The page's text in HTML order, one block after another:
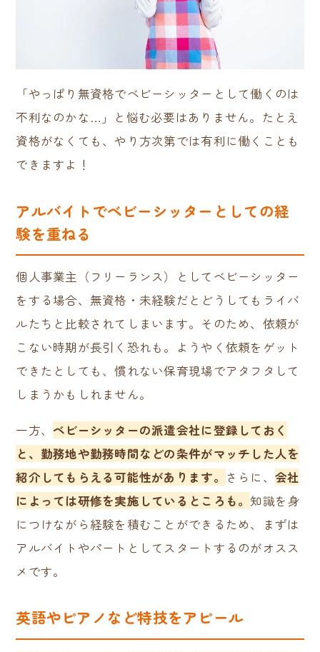
「やっぱり無資格でベビーシッターとして働くのは
不利なのかな…」と悩む必要はありません。たとえ
資格がなくても、やり方次第では有利に働くことも
できますよ！
アルバイトでベビーシッターとしての経
験を重ねる
個人事業主（フリーランス）としてベビーシッター
をする場合、無資格・未経験だとどうしてもライバ
ルたちと比較されてしまいます。そのため、依頼が
こない時期が長引く恐れも。ようやく依頼をゲット
できたとしても、慣れない保育現場でアタフタして
しまうかもしれません。
一方、 ベビーシッターの派遣会社に登録しておく
と、勤務地や勤務時間などの条件がマッチした人を
紹介してもらえる可能性があります。 さらに、 会社
によっては研修を実施しているところも。 知識を身
につけながら経験を積むことができるため、まずは
アルバイトやパートとしてスタートするのがオスス
メです。
英語やピアノなど特技をアピール